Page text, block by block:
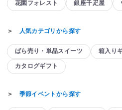
花園フォレスト 銀座千疋屋
＞ 人気カテゴリから探す
ばら売り・単品スイーツ 箱入り
カタログギフト
＞ 季節イベントから探す